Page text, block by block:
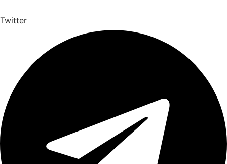
Twitter